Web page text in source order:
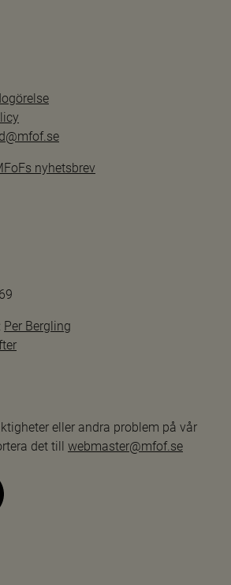
nyhetsbrev
Per Bergling
eller andra problem på vår
det till webmaster@mfof.se